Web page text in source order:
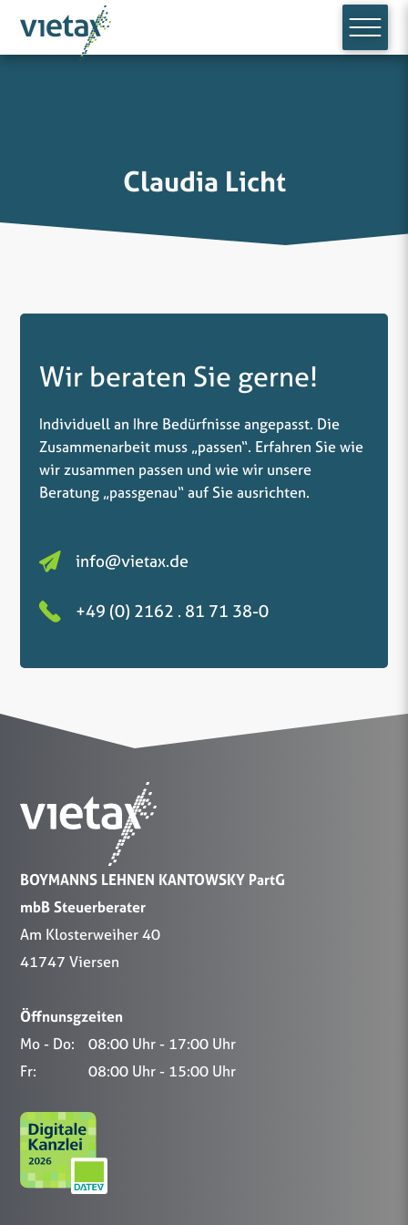
Claudia Licht
Wir beraten Sie gerne!
Individuell an Ihre Bedürfnisse angepasst. Die
Zusammenarbeit muss „passen“. Erfahren Sie wie
wir zusammen passen und wie wir unsere
Beratung „passgenau“ auf Sie ausrichten.
info@vietax.de
+49 (0) 2162 . 81 71 38-0
BOYMANNS LEHNEN KANTOWSKY PartG
mbB Steuerberater
Am Klosterweiher 40
41747 Viersen
Öffnunsgzeiten
Mo - Do:
08:00 Uhr - 17:00 Uhr
Fr:
08:00 Uhr - 15:00 Uhr